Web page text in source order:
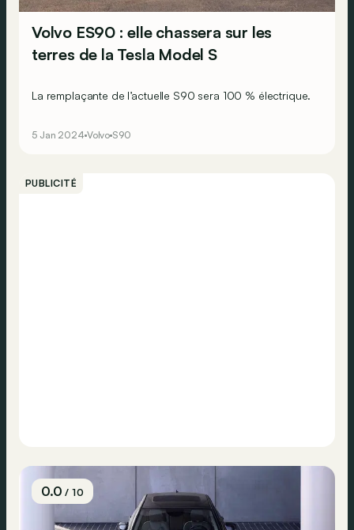
Volvo ES90 : elle chassera sur les
terres de la Tesla Model S
La remplaçante de l’actuelle S90 sera 100 % électrique.
5 Jan 2024 Volvo S90
PUBLICITÉ
0.0/ 10